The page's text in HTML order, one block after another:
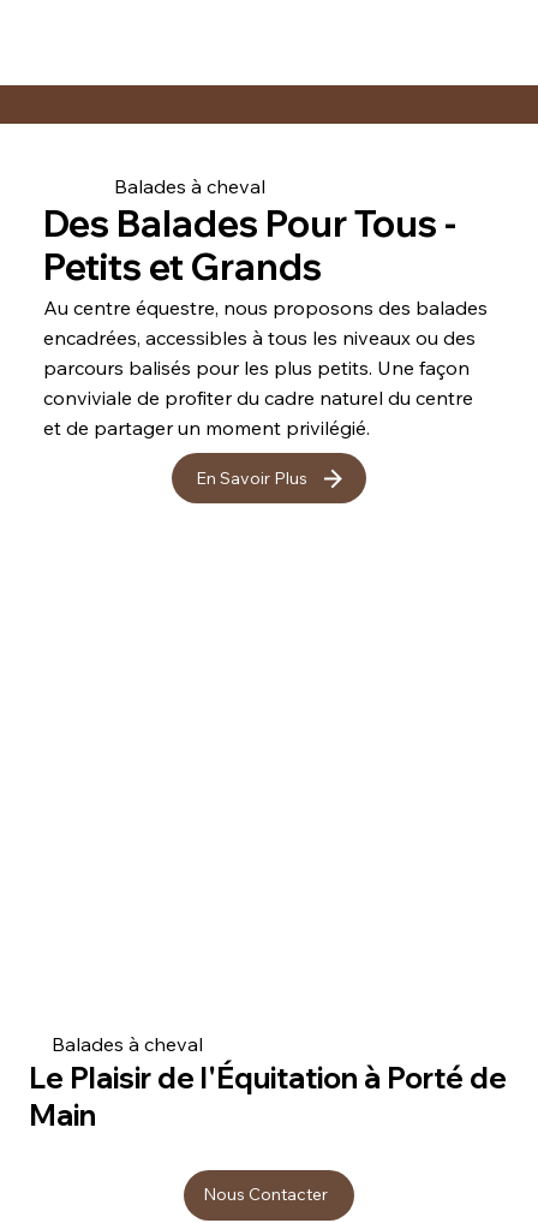
Balades à cheval
Des Balades Pour Tous -
Petits et Grands
Au centre équestre, nous proposons des balades
encadrées, accessibles à tous les niveaux ou des
parcours balisés pour les plus petits. Une façon
conviviale de profiter du cadre naturel du centre
et de partager un moment privilégié.
En Savoir Plus
Balades à cheval
Le Plaisir de l'Équitation à Porté de
Main
Nous Contacter